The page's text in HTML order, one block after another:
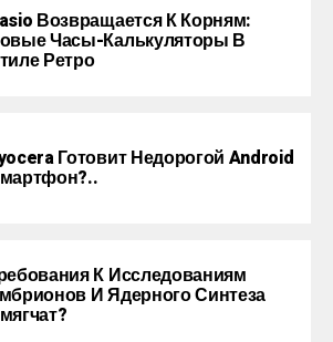
Возвращается К Корням:
Часы-Калькуляторы В
Ретро
Готовит Недорогой Android
К Исследованиям
И Ядерного Синтеза